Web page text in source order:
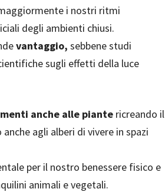
i nostri ritmi
degli ambienti chiusi.
vantaggio, sebbene studi
sugli effetti della luce
anche alle piante ricreando il
agli alberi di vivere in spazi
per il nostro benessere fisico e
animali e vegetali.